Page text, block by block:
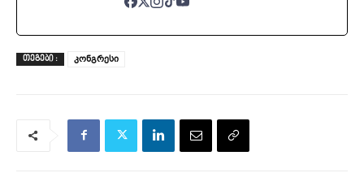
ᲗᲔᲒᲔᲑᲘ : კონგრესი